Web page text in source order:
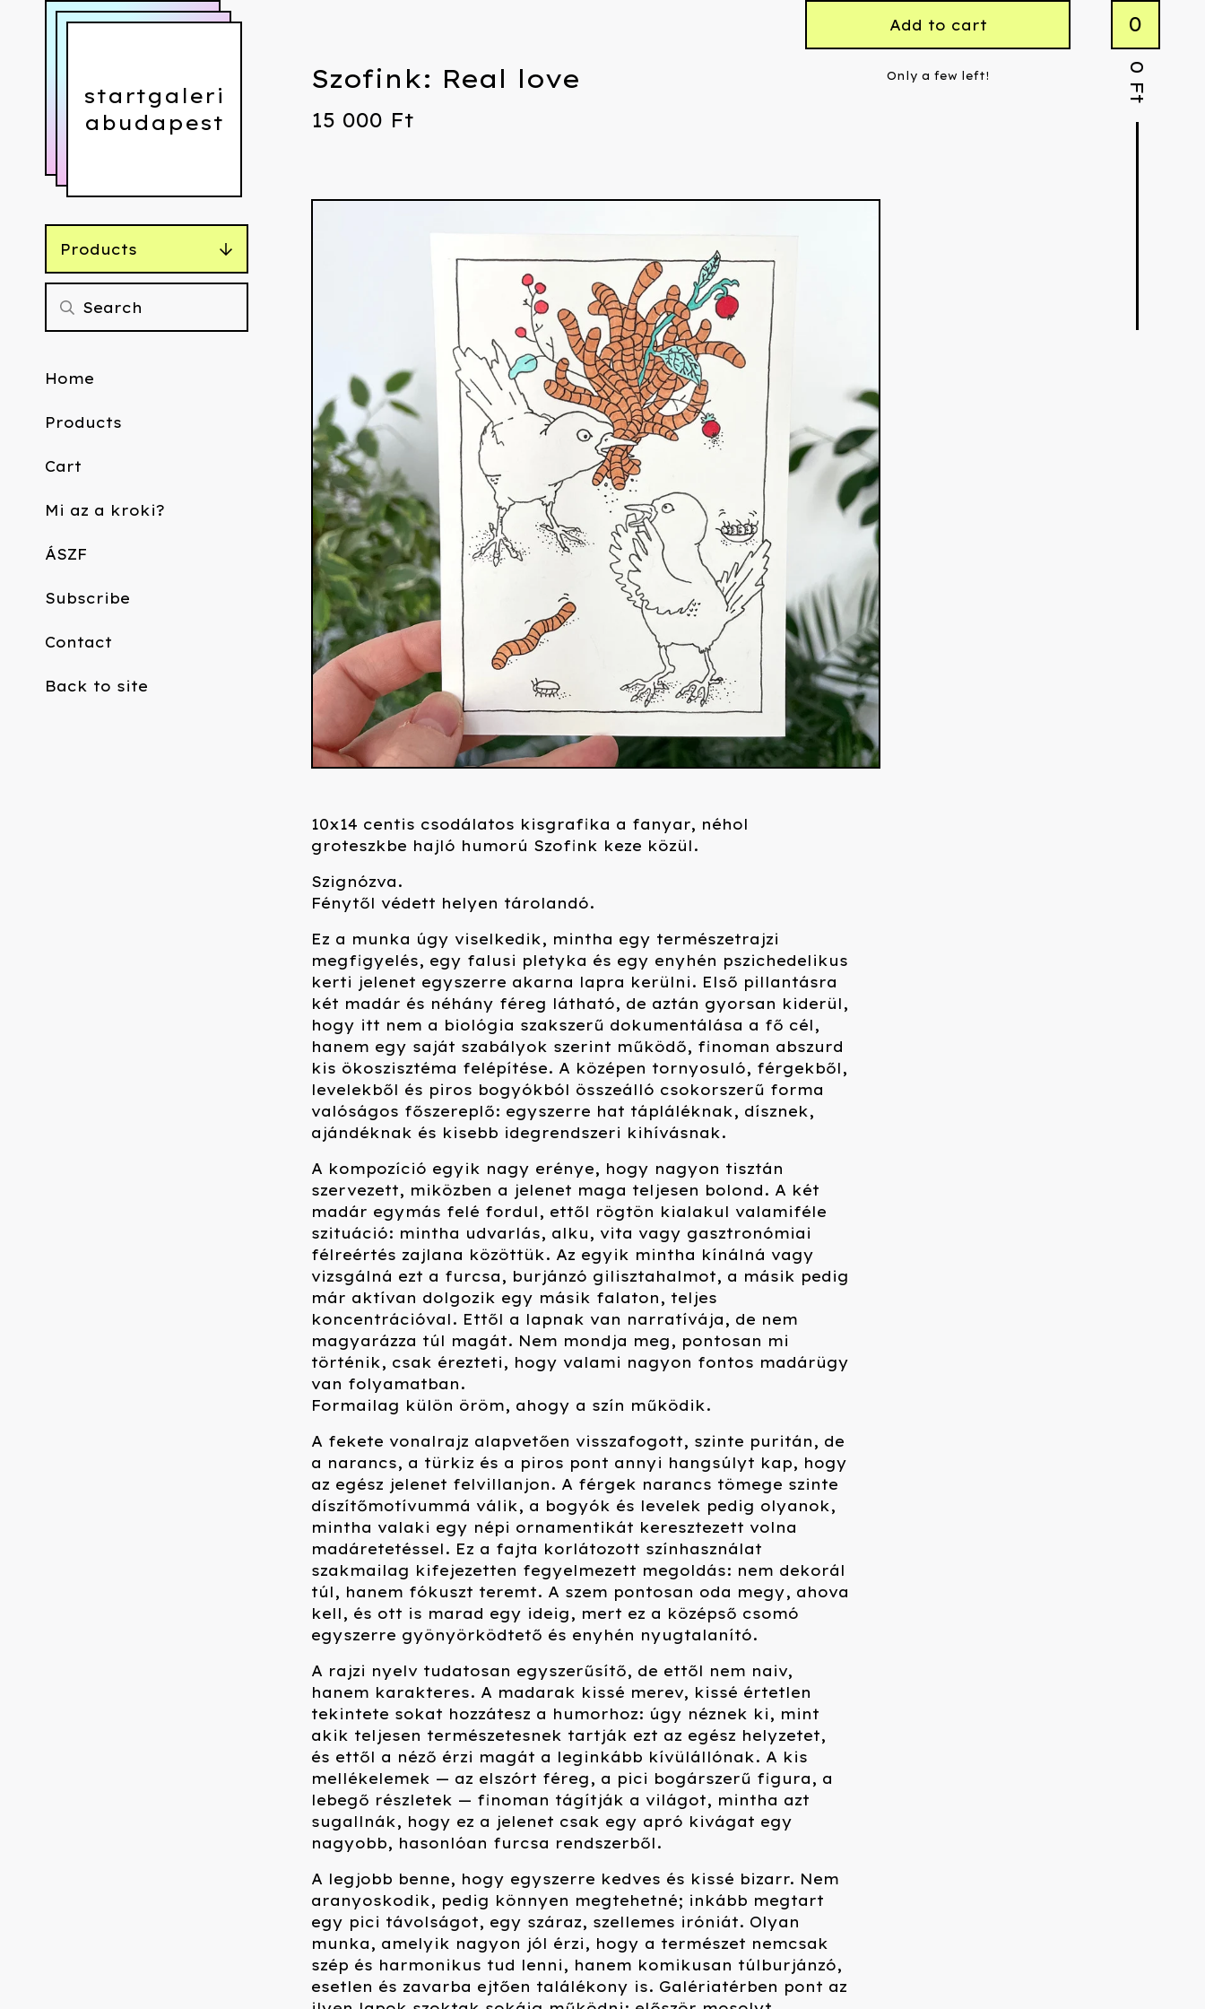
startgaleri
abudapest
0
0
Ft
Products
Home
Products
Cart
Mi az a kroki?
ÁSZF
Subscribe
Contact
Back to site
Szofink: Real love
15 000 Ft
Add to cart
Only a few left!
10x14 centis csodálatos kisgrafika a fanyar, néhol
groteszkbe hajló humorú Szofink keze közül.
Szignózva.
Fénytől védett helyen tárolandó.
Ez a munka úgy viselkedik, mintha egy természetrajzi
megfigyelés, egy falusi pletyka és egy enyhén pszichedelikus
kerti jelenet egyszerre akarna lapra kerülni. Első pillantásra
két madár és néhány féreg látható, de aztán gyorsan kiderül,
hogy itt nem a biológia szakszerű dokumentálása a fő cél,
hanem egy saját szabályok szerint működő, finoman abszurd
kis ökoszisztéma felépítése. A középen tornyosuló, férgekből,
levelekből és piros bogyókból összeálló csokorszerű forma
valóságos főszereplő: egyszerre hat tápláléknak, dísznek,
ajándéknak és kisebb idegrendszeri kihívásnak.
A kompozíció egyik nagy erénye, hogy nagyon tisztán
szervezett, miközben a jelenet maga teljesen bolond. A két
madár egymás felé fordul, ettől rögtön kialakul valamiféle
szituáció: mintha udvarlás, alku, vita vagy gasztronómiai
félreértés zajlana közöttük. Az egyik mintha kínálná vagy
vizsgálná ezt a furcsa, burjánzó gilisztahalmot, a másik pedig
már aktívan dolgozik egy másik falaton, teljes
koncentrációval. Ettől a lapnak van narratívája, de nem
magyarázza túl magát. Nem mondja meg, pontosan mi
történik, csak érezteti, hogy valami nagyon fontos madárügy
van folyamatban.
Formailag külön öröm, ahogy a szín működik.
A fekete vonalrajz alapvetően visszafogott, szinte puritán, de
a narancs, a türkiz és a piros pont annyi hangsúlyt kap, hogy
az egész jelenet felvillanjon. A férgek narancs tömege szinte
díszítőmotívummá válik, a bogyók és levelek pedig olyanok,
mintha valaki egy népi ornamentikát keresztezett volna
madáretetéssel. Ez a fajta korlátozott színhasználat
szakmailag kifejezetten fegyelmezett megoldás: nem dekorál
túl, hanem fókuszt teremt. A szem pontosan oda megy, ahova
kell, és ott is marad egy ideig, mert ez a középső csomó
egyszerre gyönyörködtető és enyhén nyugtalanító.
A rajzi nyelv tudatosan egyszerűsítő, de ettől nem naiv,
hanem karakteres. A madarak kissé merev, kissé értetlen
tekintete sokat hozzátesz a humorhoz: úgy néznek ki, mint
akik teljesen természetesnek tartják ezt az egész helyzetet,
és ettől a néző érzi magát a leginkább kívülállónak. A kis
mellékelemek — az elszórt féreg, a pici bogárszerű figura, a
lebegő részletek — finoman tágítják a világot, mintha azt
sugallnák, hogy ez a jelenet csak egy apró kivágat egy
nagyobb, hasonlóan furcsa rendszerből.
A legjobb benne, hogy egyszerre kedves és kissé bizarr. Nem
aranyoskodik, pedig könnyen megtehetné; inkább megtart
egy pici távolságot, egy száraz, szellemes iróniát. Olyan
munka, amelyik nagyon jól érzi, hogy a természet nemcsak
szép és harmonikus tud lenni, hanem komikusan túlburjánzó,
esetlen és zavarba ejtően találékony is. Galériatérben pont az